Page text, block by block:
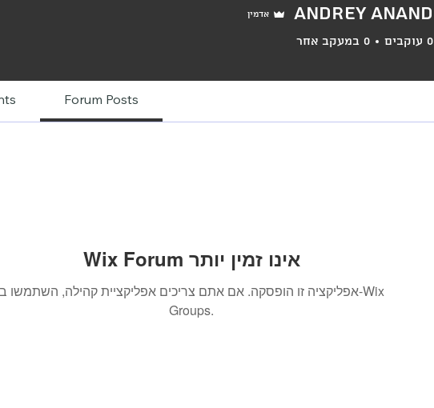
Andrey Anand אדמין
0 עוקבים 0 במעקב אחר
Forum Posts
Wix Forum אינו זמין יותר
אפליקציה זו הופסקה. אם אתם צריכים אפליקציית קהילה, השתמשו ב-Wix
Groups.